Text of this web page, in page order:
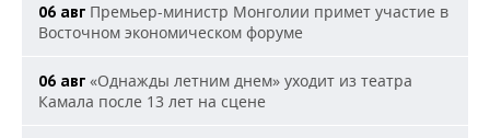
06 авг Премьер-министр Монголии примет участие в
Восточном экономическом форуме
06 авг «Однажды летним днем» уходит из театра
Камала после 13 лет на сцене